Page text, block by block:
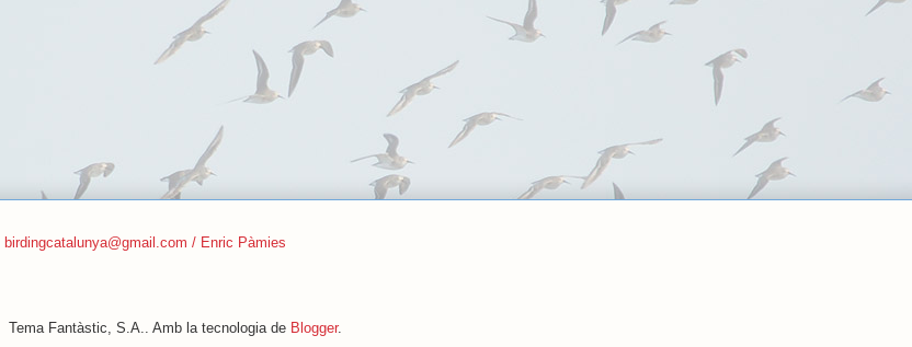
birdingcatalunya@gmail.com / Enric Pàmies
Tema Fantàstic, S.A.. Amb la tecnologia de Blogger.